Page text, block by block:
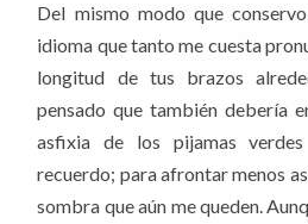
Del mismo modo que
idioma que tanto me cuesta
longitud de tus brazos
pensado que también debería
asfixia de los pijamas
recuerdo; para afrontar menos
sombra que aún me queden.